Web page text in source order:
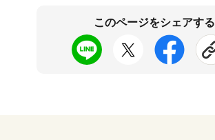
このページをシェアする